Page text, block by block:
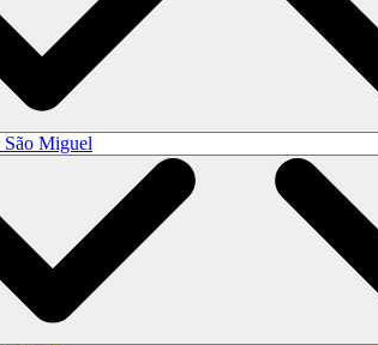
São Miguel